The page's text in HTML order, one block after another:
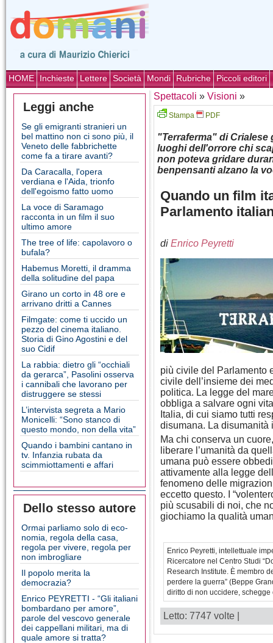
HOME Inchieste Lettere Società Mondi Rubriche Piccoli editori
Leggi anche
Se gli emigranti stranieri un
bel mattino non ci sono più, il
Veneto delle fabbrichette
come fa a tirare avanti?
Da Caracalla, l'opera
verdiana e l'Aida, trionfo
dell'egoismo fatto uomo
La voce di Saramago
racconta in un film il suo
ultimo amore
The tree of life: capolavoro o
bufala?
Habemus Moretti, il dramma
della solitudine del papa
Girano un corto in 48 ore e
arrivano dritti a Cannes
Filmgate: come ti uccido un
pezzo del cinema italiano.
Storia di Gino Agostini e del
suo Cidif
La rabbia: dietro gli “occhiali
da gerarca”, Pasolini osserva
i cannibali che lavorano per
distruggere se stessi
L’intervista segreta a Mario
Monicelli: “Sono stanco di
questo mondo, non della vita”
Quando i bambini cantano in
tv. Infanzia rubata da
scimmiottamenti e affari
Dello stesso autore
Ormai parliamo solo di eco-
nomia, regola della casa,
regola per vivere, regola per
non imbrogliare
Il popolo merita la
democrazia?
Enrico PEYRETTI - “Gli italiani
bombardano per amore”,
parole del vescovo generale
dei cappellani militari, ma di
quale amore si tratta?
Spettacoli » Visioni »
Stampa PDF
"Terraferma" di
luoghi dell'orrore chi
non poteva gridare
benpensanti alzano la
Quando un film
Parlamento
di Enrico Peyretti
più civile del Parlamento
civile dell’insieme dei
politica. La legge del
obbliga a salvare ogni
Italia, di cui siamo tutti
disumana. La disumanità
Ma chi conserva un
liberare l’umanità da
umana può essere
attivamente alla legge
fenomeno delle
eccetto questo. I
più scusabili di noi, che
giochiamo la qualità
Enrico Peyretti, intellettuale
Ricercatore nel Centro Studi
Research Institute. È membro
perdere la guerra” (Beppe
diritto di non uccidere, schegge
Letto: 7747 volte |